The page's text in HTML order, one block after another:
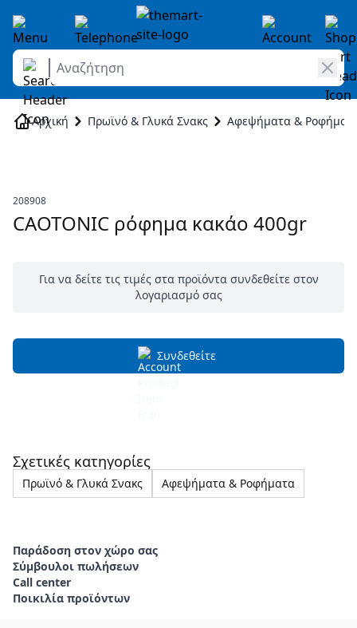
Skip to Content
Αναζήτηση
Αρχική Πρωϊνό & Γλυκά Σνακς Αφεψήματα &
208908
CAOTONIC ρόφημα κακάο 400gr
Για να δείτε τις τιμές στα προϊόντα συνδεθείτε στον
λογαριασμό σας
Συνδεθείτε
Σχετικές κατηγορίες
Πρωϊνό & Γλυκά Σνακς Αφεψήματα & Ροφήματα
Παράδοση στον χώρο σας
Σύμβουλοι πωλήσεων
Call center
Ποικιλία προϊόντων